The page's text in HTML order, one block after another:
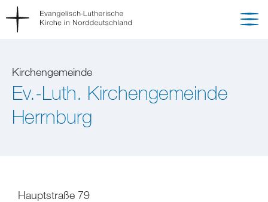
Kirchengemeinde
Ev.-Luth. Kirchengemeinde
Herrnburg
Hauptstraße 79